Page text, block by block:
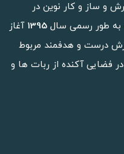
و ساز و کار نوین در
طور رسمی سال 1395 آغاز
درست و هدفمند مربوط
فضایی آکنده از ربات ها و